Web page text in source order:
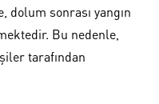
sonrası yangın
Bu nedenle,
tarafından